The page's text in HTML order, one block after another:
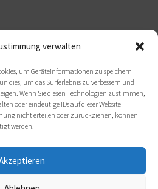
verwalten
um Geräteinformationen zu speichern
dies, um das Surferlebnis zu verbessern und
Wenn Sie diesen Technologien zustimmen,
oder eindeutige IDs auf dieser Website
nicht erteilen oder zurückziehen, können
werden.